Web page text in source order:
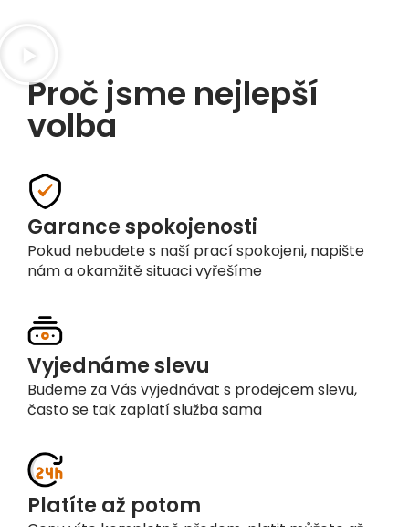
Proč jsme nejlepší
volba
Garance spokojenosti
Pokud nebudete s naší prací spokojeni, napište
nám a okamžitě situaci vyřešíme
Vyjednáme slevu
Budeme za Vás vyjednávat s prodejcem slevu,
často se tak zaplatí služba sama
Platíte až potom
Cenu víte kompletně předem, platit můžete až
po prohlídce